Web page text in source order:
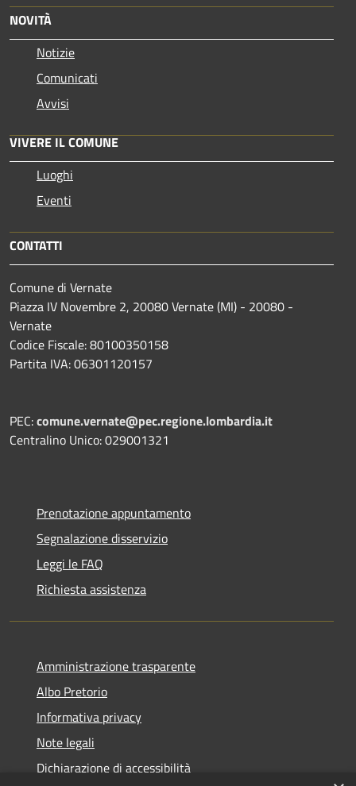
NOVITÀ
Notizie
Comunicati
Avvisi
VIVERE IL COMUNE
Luoghi
Eventi
CONTATTI
Comune di Vernate
Piazza IV Novembre 2, 20080 Vernate (MI) - 20080 -
Vernate
Codice Fiscale: 80100350158
Partita IVA: 06301120157
PEC:comune.vernate@pec.regione.lombardia.it
Centralino Unico: 029001321
Prenotazione appuntamento
Segnalazione disservizio
Leggi le FAQ
Richiesta assistenza
Amministrazione trasparente
Albo Pretorio
Informativa privacy
Note legali
Dichiarazione di accessibilità